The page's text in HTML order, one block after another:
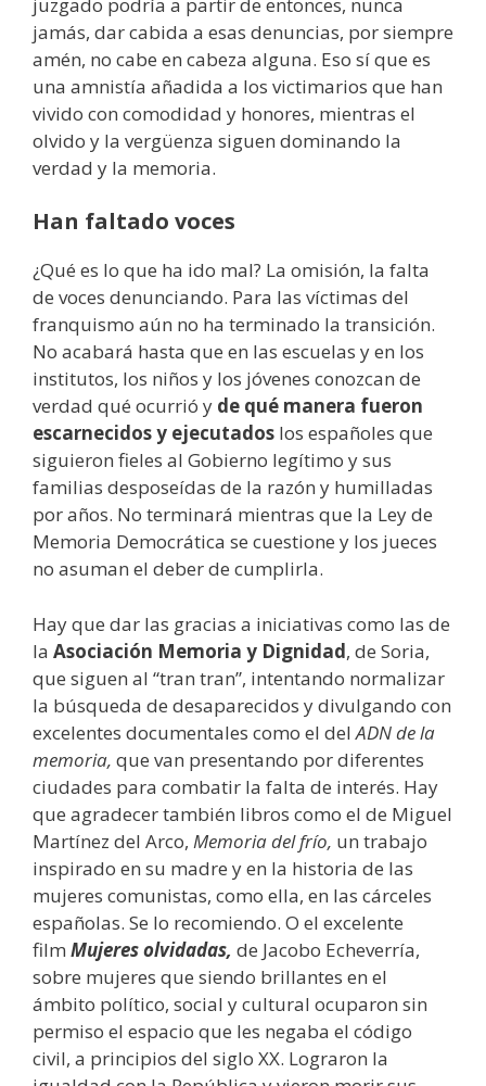
jamás, dar cabida a esas denuncias, por siempre
amén, no cabe en cabeza alguna. Eso sí que es
una amnistía añadida a los victimarios que han
vivido con comodidad y honores, mientras el
olvido y la vergüenza siguen dominando la
verdad y la memoria.
Han faltado voces
¿Qué es lo que ha ido mal? La omisión, la falta
de voces denunciando. Para las víctimas del
franquismo aún no ha terminado la transición.
No acabará hasta que en las escuelas y en los
institutos, los niños y los jóvenes conozcan de
verdad qué ocurrió y de qué manera fueron
escarnecidos y ejecutados los españoles que
siguieron fieles al Gobierno legítimo y sus
familias desposeídas de la razón y humilladas
por años. No terminará mientras que la Ley de
Memoria Democrática se cuestione y los jueces
no asuman el deber de cumplirla.
Hay que dar las gracias a iniciativas como las de
la Asociación Memoria y Dignidad, de Soria,
que siguen al “tran tran”, intentando normalizar
la búsqueda de desaparecidos y divulgando con
excelentes documentales como el delADN de la
memoria, que van presentando por diferentes
ciudades para combatir la falta de interés. Hay
que agradecer también libros como el de Miguel
Martínez del Arco, Memoria del frío, un trabajo
inspirado en su madre y en la historia de las
mujeres comunistas, como ella, en las cárceles
españolas. Se lo recomiendo. O el excelente
film Mujeres olvidadas, de Jacobo Echeverría,
sobre mujeres que siendo brillantes en el
ámbito político, social y cultural ocuparon sin
permiso el espacio que les negaba el código
civil, a principios del siglo XX. Lograron la